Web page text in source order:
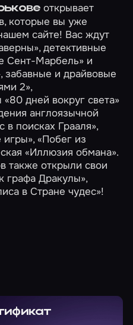
открывает
которые вы уже
сайте! Вас ждут
, детективные
Сент-Марбель» и
, забавные и драйвовые
2»,
«80 дней вокруг света»
англоязычной
в поисках Грааля»,
игры»,«Побег из
«Иллюзия обмана».
также открыли свои
графа Дракулы»,
в Стране чудес»!